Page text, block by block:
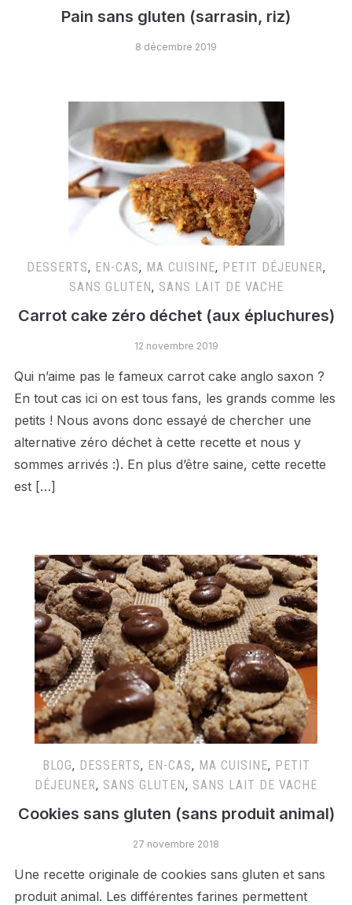
Pain sans gluten (sarrasin, riz)
8 décembre 2019
DESSERTS, EN-CAS, MA CUISINE, PETIT DÉJEUNER,
SANS GLUTEN, SANS LAIT DE VACHE
Carrot cake zéro déchet (aux épluchures)
12 novembre 2019
Qui n’aime pas le fameux carrot cake anglo saxon ?
En tout cas ici on est tous fans, les grands comme les
petits ! Nous avons donc essayé de chercher une
alternative zéro déchet à cette recette et nous y
sommes arrivés :). En plus d’être saine, cette recette
est […]
BLOG, DESSERTS, EN-CAS, MA CUISINE, PETIT
DÉJEUNER, SANS GLUTEN, SANS LAIT DE VACHE
Cookies sans gluten (sans produit animal)
27 novembre 2018
Une recette originale de cookies sans gluten et sans
produit animal. Les différentes farines permettent